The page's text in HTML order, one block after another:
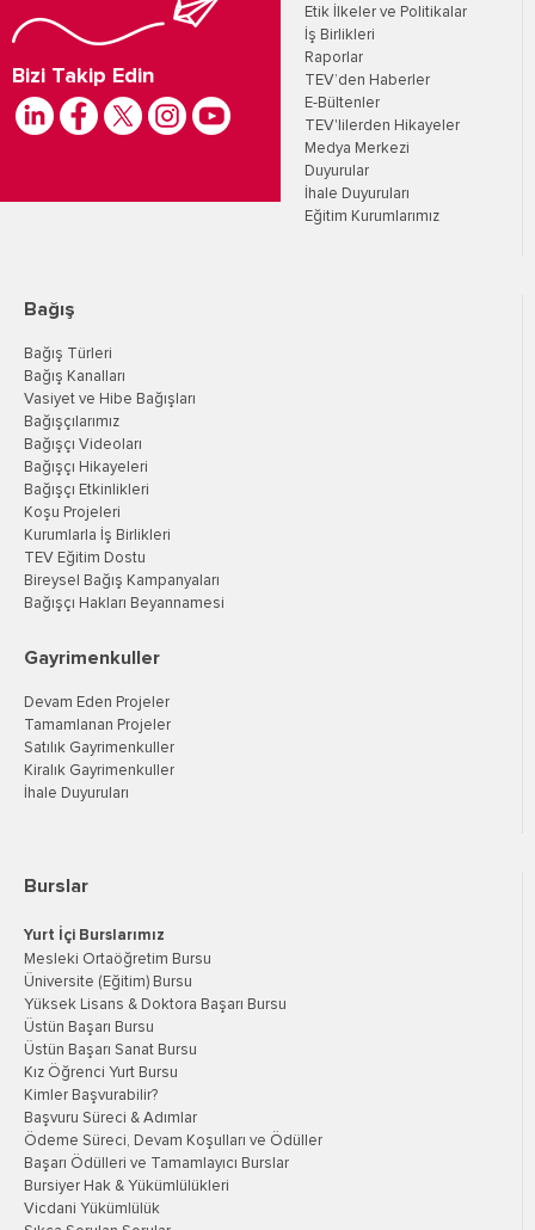
Bizi Takip Edin
Etik İlkeler ve Politikalar
İş Birlikleri
Raporlar
TEV’den Haberler
E-Bültenler
TEV'lilerden Hikayeler
Medya Merkezi
Duyurular
İhale Duyuruları
Eğitim Kurumlarımız
Bağış
Bağış Türleri
Bağış Kanalları
Vasiyet ve Hibe Bağışları
Bağışçılarımız
Bağışçı Videoları
Bağışçı Hikayeleri
Bağışçı Etkinlikleri
Koşu Projeleri
Kurumlarla İş Birlikleri
TEV Eğitim Dostu
Bireysel Bağış Kampanyaları
Bağışçı Hakları Beyannamesi
Gayrimenkuller
Devam Eden Projeler
Tamamlanan Projeler
Satılık Gayrimenkuller
Kiralık Gayrimenkuller
İhale Duyuruları
Burslar
Yurt İçi Burslarımız
Mesleki Ortaöğretim Bursu
Üniversite (Eğitim) Bursu
Yüksek Lisans & Doktora Başarı Bursu
Üstün Başarı Bursu
Üstün Başarı Sanat Bursu
Kız Öğrenci Yurt Bursu
Kimler Başvurabilir?
Başvuru Süreci & Adımlar
Ödeme Süreci, Devam Koşulları ve Ödüller
Başarı Ödülleri ve Tamamlayıcı Burslar
Bursiyer Hak & Yükümlülükleri
Vicdani Yükümlülük